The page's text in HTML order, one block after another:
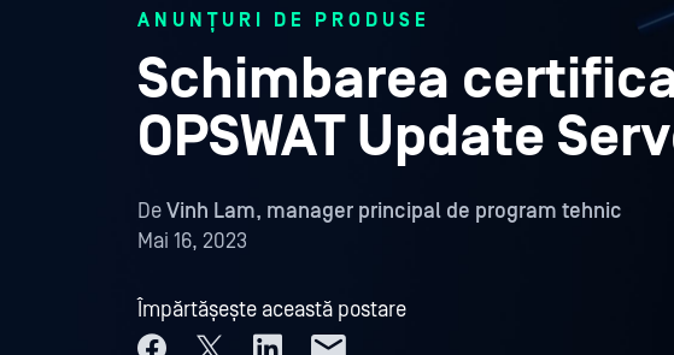
ANUNȚURI DE PRODUSE
Schimbarea
OPSWAT Update
DeVinh Lam, manager principal de program tehnic
Mai 16, 2023
Împărtășește această postare